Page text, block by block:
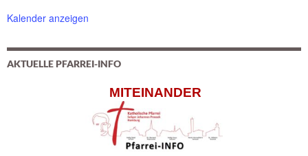
Kalender anzeigen
AKTUELLE PFARREI-INFO
MITEINANDER